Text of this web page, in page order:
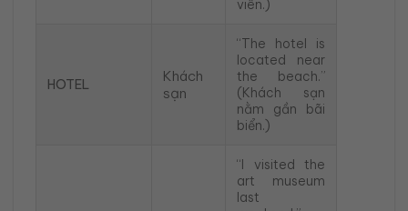
viên.)
HOTEL
Khách
sạn
“The hotel is
located near
the beach.”
(Khách sạn
nằm gần bãi
biển.)
“I visited the
art museum
last